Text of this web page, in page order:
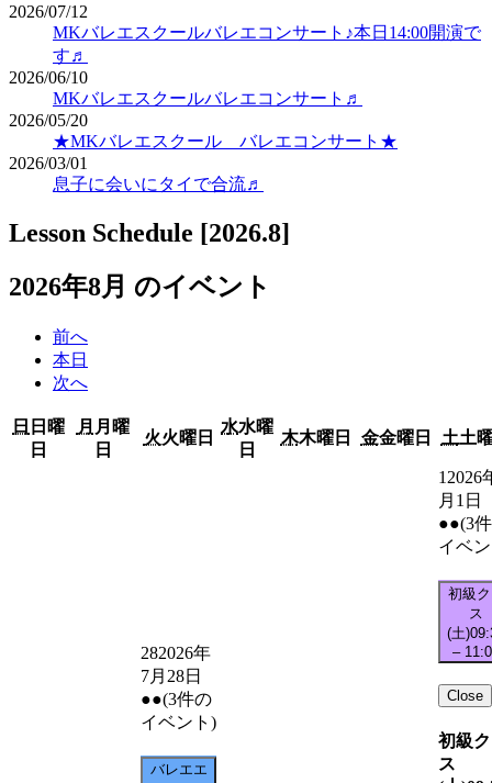
2026/07/12
MKバレエスクールバレエコンサート♪本日14:00開演で
す♬
2026/06/10
MKバレエスクールバレエコンサート♬
2026/05/20
★MKバレエスクール バレエコンサート★
2026/03/01
息子に会いにタイで合流♬
Lesson Schedule [2026.8]
2026年8月 のイベント
前へ
本日
次へ
日 日曜
日
月 月曜
日
火火曜日
水水曜
日
木木曜日 金金曜日 土土
282026年
7月28日
●●(3件の
イベント)
バレエエ
1 2026
月1日
●●(3
イベ
初級
ス
(土)
–
Close
初級
ス